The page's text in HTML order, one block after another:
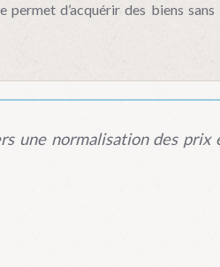
d’acquérir des biens
une normalisation des prix